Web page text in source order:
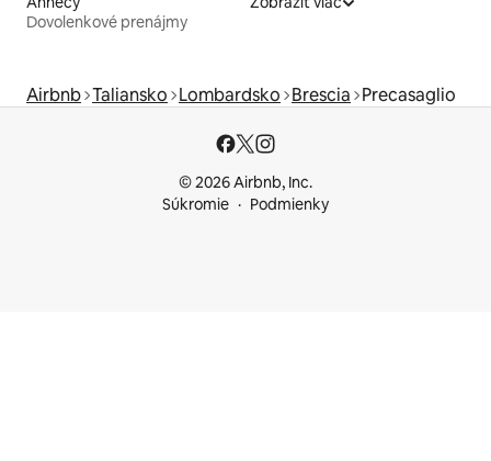
Dovolenkové prenájmy
Airbnb Taliansko Lombardsko Brescia Precasaglio
© 2026 Airbnb, Inc.
Súkromie
Podmienky